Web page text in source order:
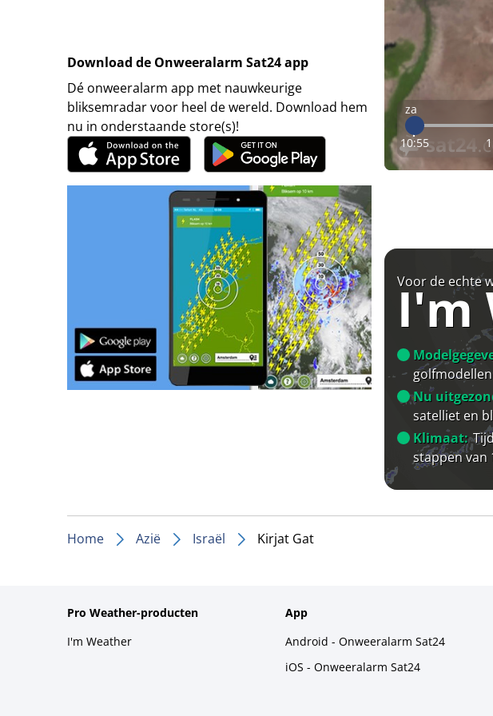
Download de Onweeralarm Sat24 app
Dé onweeralarm app met nauwkeurige
bliksemradar voor heel de wereld. Download hem
nu in onderstaande store(s)!
za
10:55
Voor de echte
I'm
golfmodellen
Nu
satelliet en
Klimaat:
stappen van
Home Azië Israël Kirjat Gat
Pro Weather-producten
I'm Weather
App
Android - Onweeralarm Sat24
iOS - Onweeralarm Sat24